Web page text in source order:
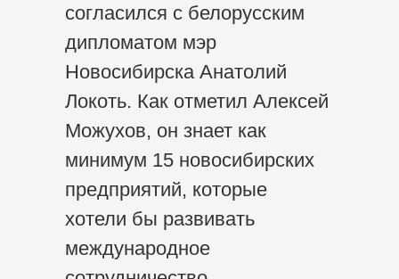
согласился с белорусским
дипломатом мэр
Новосибирска Анатолий
Локоть. Как отметил Алексей
Можухов, он знает как
минимум 15 новосибирских
предприятий, которые
хотели бы развивать
международное